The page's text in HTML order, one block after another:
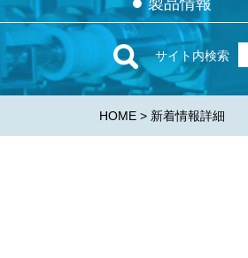
サイト内検索
HOME > 新着情報詳細